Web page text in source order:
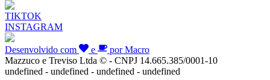
TIKTOK
INSTAGRAM
Desenvolvido com e
por Macro
Mazzuco e Treviso Ltda © - CNPJ 14.665.385/0001-10
undefined - undefined - undefined - undefined